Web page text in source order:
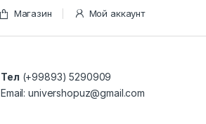
Магазин Мой аккаунт
Тел (+99893) 5290909
Email: univershopuz@gmail.com